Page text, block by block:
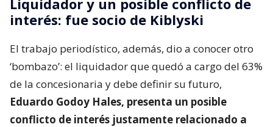
interés: fue socio de Kiblyski
El trabajo periodístico, además, dio a conocer otro
‘bombazo’: el liquidador que quedó a cargo del 63%
de la concesionaria y debe definir su futuro,
Eduardo Godoy Hales, presenta un posible
conflicto de interés justamente relacionado a